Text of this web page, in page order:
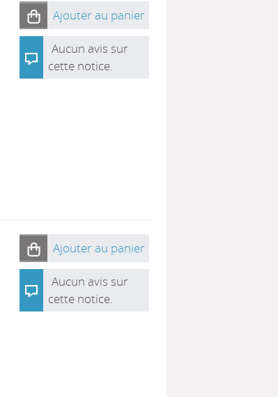
Ajouter au panier
Aucun avis sur
cette notice.
Ajouter au panier
Aucun avis sur
cette notice.